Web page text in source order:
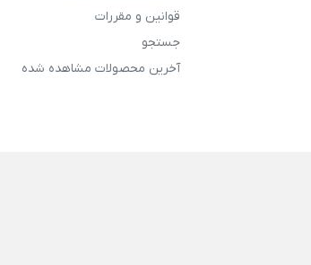
قوانین و مقررات
جستجو
آخرین محصولات مشاهده شده